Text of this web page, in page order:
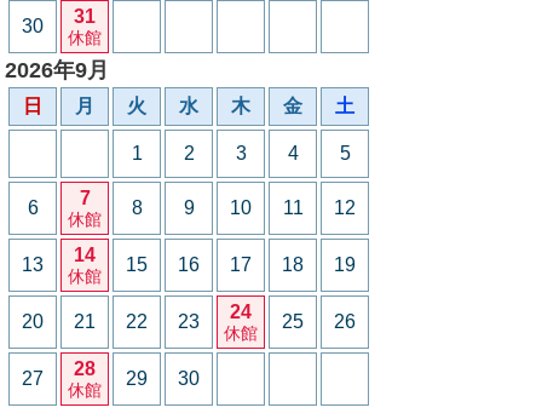
30 31
休館
2026年9月
日 月 火 水 木 金 土
1 2 3 4 5
6 7
休館
8 9 10 11 12
13 14
休館
15 16 17 18 19
20 21 22 23 24
休館
25 26
27 28
休館
29 30